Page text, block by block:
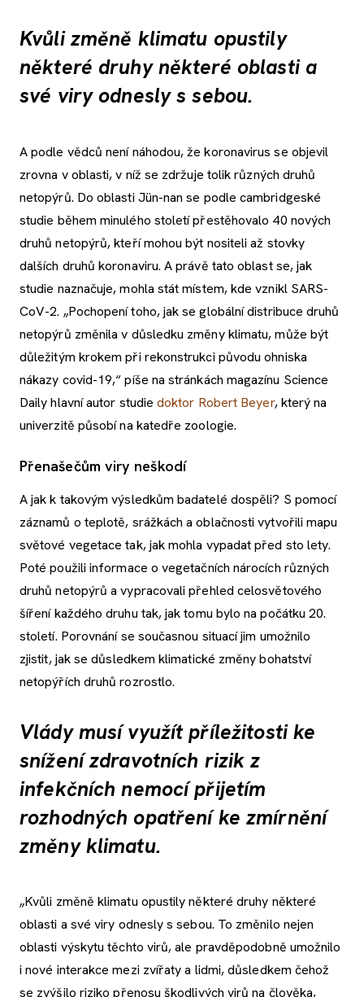
Kvůli změně klimatu opustily
některé druhy některé oblasti a
své viry odnesly s sebou.
A podle vědců není náhodou, že koronavirus se objevil
zrovna v oblasti, v níž se zdržuje tolik různých druhů
netopýrů. Do oblasti Jün-nan se podle cambridgeské
studie během minulého století přestěhovalo 40 nových
druhů netopýrů, kteří mohou být nositeli až stovky
dalších druhů koronaviru. A právě tato oblast se, jak
studie naznačuje, mohla stát místem, kde vznikl SARS-
CoV-2. „Pochopení toho, jak se globální distribuce druhů
netopýrů změnila v důsledku změny klimatu, může být
důležitým krokem při rekonstrukci původu ohniska
nákazy covid-19,“ píše na stránkách magazínu Science
Daily hlavní autor studiedoktor Robert Beyer, který na
univerzitě působí na katedře zoologie.
Přenašečům viry neškodí
A jak k takovým výsledkům badatelé dospěli? S pomocí
záznamů o teplotě, srážkách a oblačnosti vytvořili mapu
světové vegetace tak, jak mohla vypadat před sto lety.
Poté použili informace o vegetačních nárocích různých
druhů netopýrů a vypracovali přehled celosvětového
šíření každého druhu tak, jak tomu bylo na počátku 20.
století. Porovnání se současnou situací jim umožnilo
zjistit, jak se důsledkem klimatické změny bohatství
netopýřích druhů rozrostlo.
Vlády musí využít příležitosti ke
snížení zdravotních rizik z
infekčních nemocí přijetím
rozhodných opatření ke zmírnění
změny klimatu.
„Kvůli změně klimatu opustily některé druhy některé
oblasti a své viry odnesly s sebou. To změnilo nejen
oblasti výskytu těchto virů, ale pravděpodobně umožnilo
i nové interakce mezi zvířaty a lidmi, důsledkem čehož
se zvýšilo riziko přenosu škodlivých virů na člověka,